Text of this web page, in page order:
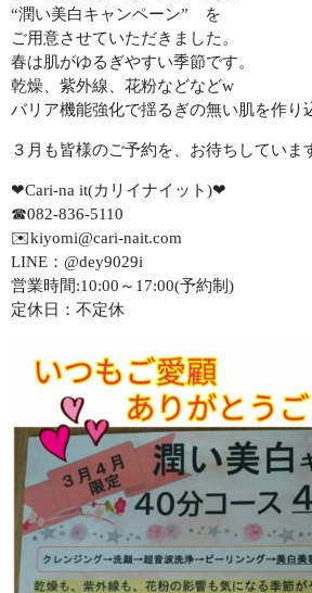
LINEでご予約
LINE
お問い合わせ
CONTACT
“潤い美白キャンペーン” を
ご用意させていただきました。
春は肌がゆるぎやすい季節です。
乾燥、紫外線、花粉などなどw
バリア機能強化で揺るぎの無い肌を作り
３月も皆様のご予約を、お待ちしてい
❤Cari-na it(カリイナイット)❤
☎082-836-5110
✉️kiyomi@cari-nait.com
LINE：@dey9029i
営業時間:10:00～17:00(予約制)
定休日：不定休